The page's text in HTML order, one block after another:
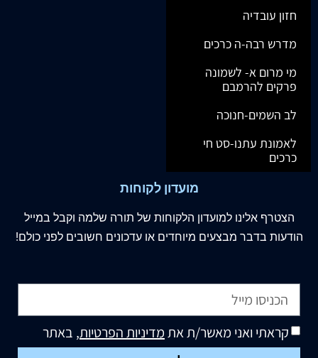
חזון עובדיה
מדרש רבה-ה כרכים
מי מרום א- לשמונה
פרקים להרמבם
לב השמים-חנוכה
לאמונת עתנו-סט חי
כרכים
מועדון לקוחות
הצטרף אלינו למועדון הלקוחות של תורה שלמה וקבל במייל
הודעות בדבר מבצעים מיוחדים או עדכונים חשובים לפני כולם!
קראתי ואני מאשר/ת אתמדיניות הפרטיות, באתר